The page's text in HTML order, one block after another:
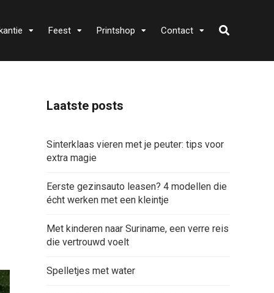
Feest Printshop Contact
Laatste posts
Sinterklaas vieren met je peuter: tips voor
extra magie
Eerste gezinsauto leasen? 4 modellen die
écht werken met een kleintje
Met kinderen naar Suriname, een verre reis
die vertrouwd voelt
Spelletjes met water